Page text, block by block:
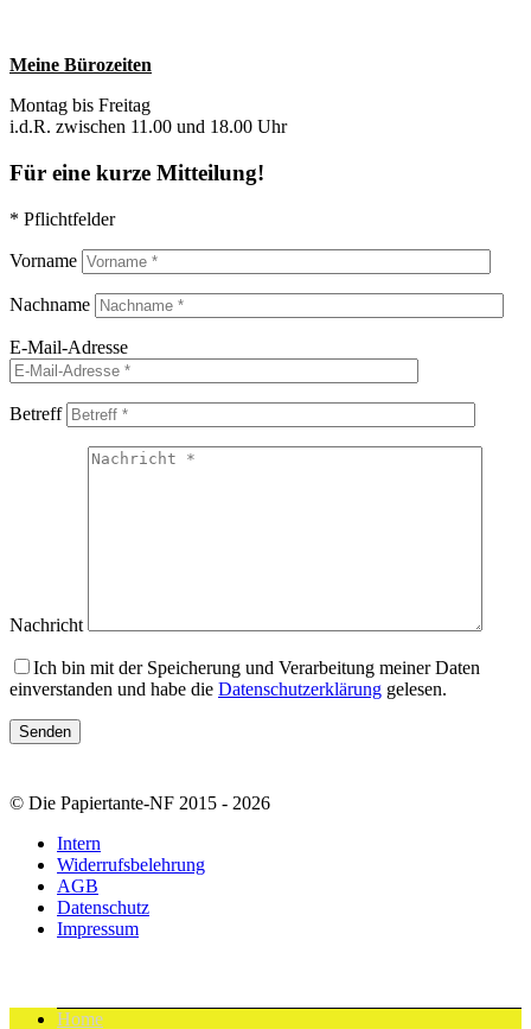
Meine Bürozeiten
Montag bis Freitag
i.d.R. zwischen 11.00 und 18.00 Uhr
Für eine kurze Mitteilung!
* Pflichtfelder
Vorname
Nachname
E-Mail-Adresse
Betreff
Nachricht
Ich bin mit der Speicherung und Verarbeitung meiner Daten
einverstanden und habe die Datenschutzerklärung gelesen.
© Die Papiertante-NF 2015 - 2026
Intern
Widerrufsbelehrung
AGB
Datenschutz
Impressum
Home